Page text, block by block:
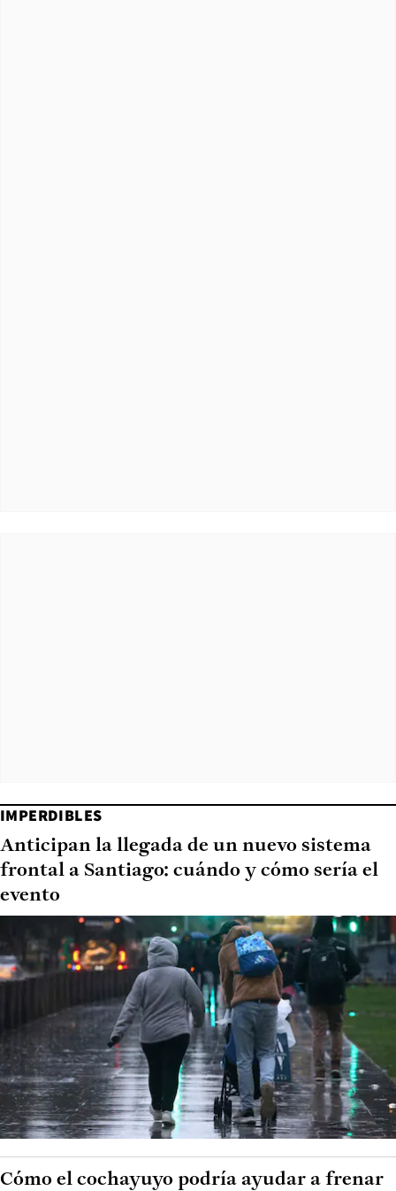
IMPERDIBLES
Anticipan la llegada de un nuevo sistema
frontal a Santiago: cuándo y cómo sería el
evento
Cómo el cochayuyo podría ayudar a frenar